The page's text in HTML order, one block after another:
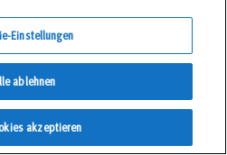
unserem Newsletter!
ANMELDEN
Einstellungen
ablehnen
akzeptieren